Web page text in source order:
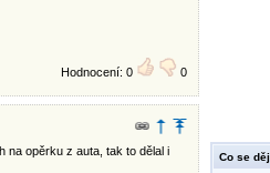
Hodnocení: 0 0
na opěrku z auta, tak to dělal i
Co se